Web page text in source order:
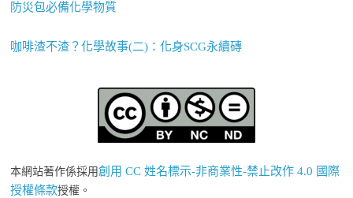
防災包必備化學物質
咖啡渣不渣？化學故事(二)：化身SCG永續磚
本網站著作係採用創用 CC 姓名標示-非商業性-禁止改作 4.0 國際
授權條款授權。